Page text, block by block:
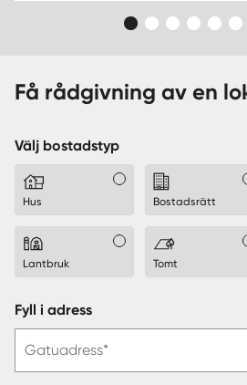
fjol, samtidigt som priserna
uppgång syns i storstäderna,
mer aktiv marknad
fler väljer att genomföra sina
bostadsplaner
Få rådgivning av en
Välj bostadstyp
Hus Bostadsrätt
Lantbruk Tomt
Fyll i adress
Gatuadress*